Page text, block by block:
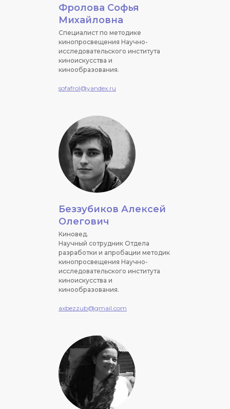
Фролова Софья
Михайловна
Специалист по методике
кинопросвещения Научно-
исследовательского института
киноискусства и
кинообразования.
sofafrol@yandex.ru
Беззубиков Алексей
Олегович
Киновед.
Научный сотрудник Отдела
разработки и апробации методик
кинопросвещения Научно-
исследовательского института
киноискусства и
кинообразования.
axbezzub@gmail.com